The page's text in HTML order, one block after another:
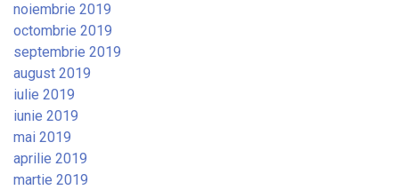
noiembrie 2019
octombrie 2019
septembrie 2019
august 2019
iulie 2019
iunie 2019
mai 2019
aprilie 2019
martie 2019